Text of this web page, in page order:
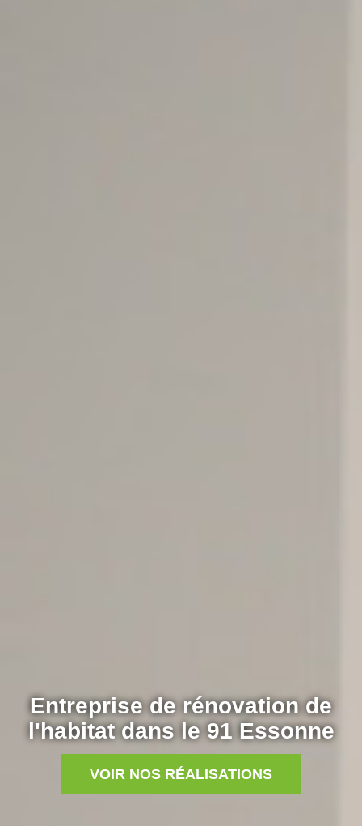
Entreprise de rénovation de
l'habitat dans le 91 Essonne
VOIR NOS RÉALISATIONS